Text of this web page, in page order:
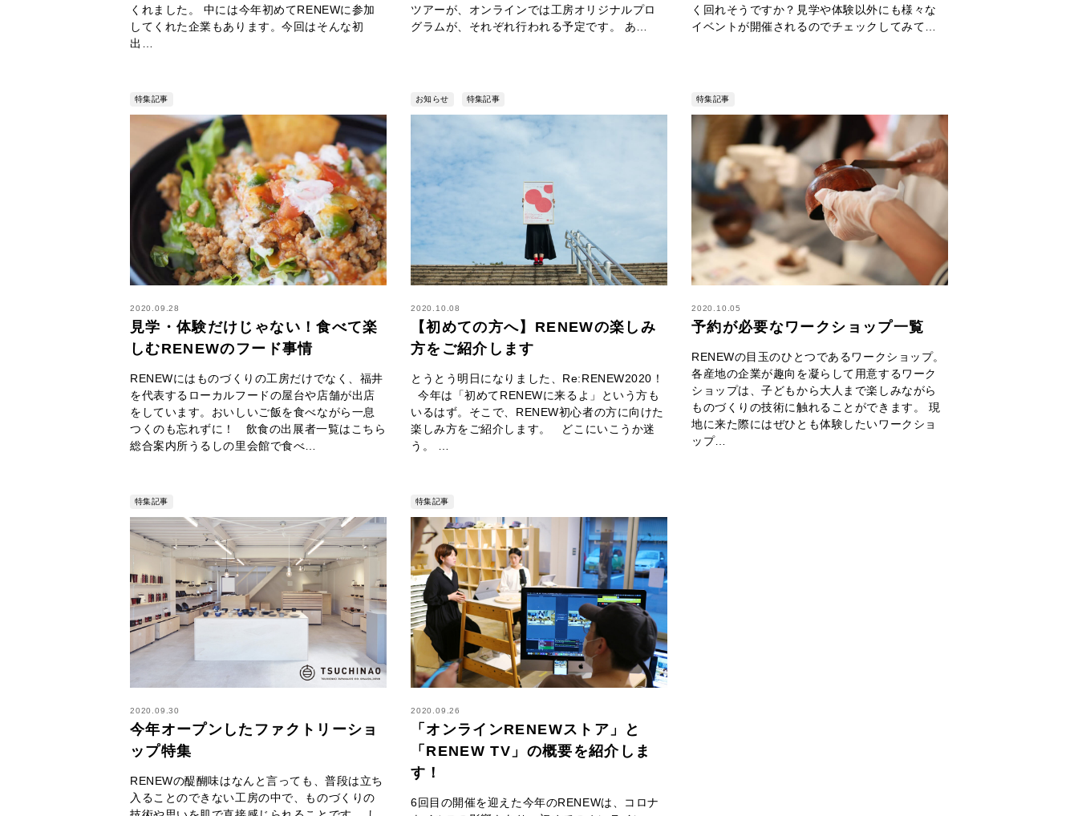
くれました。 中には今年初めてRENEWに参加
してくれた企業もあります。今回はそんな初
出…
ツアーが、オンラインでは工房オリジナルプロ
グラムが、それぞれ行われる予定です。 あ…
く回れそうですか？見学や体験以外にも様々な
イベントが開催されるのでチェックしてみて…
特集記事
2020.09.28
見学・体験だけじゃない！食べて楽
しむRENEWのフード事情
RENEWにはものづくりの工房だけでなく、福井
を代表するローカルフードの屋台や店舗が出店
をしています。おいしいご飯を食べながら一息
つくのも忘れずに！ 飲食の出展者一覧はこちら
総合案内所うるしの里会館で食べ…
お知らせ 特集記事
2020.10.08
【初めての方へ】RENEWの楽しみ
方をご紹介します
とうとう明日になりました、Re:RENEW2020！
今年は「初めてRENEWに来るよ」という方も
いるはず。そこで、RENEW初心者の方に向けた
楽しみ方をご紹介します。 どこにいこうか迷
う。 …
特集記事
2020.10.05
予約が必要なワークショップ一覧
RENEWの目玉のひとつであるワークショップ。
各産地の企業が趣向を凝らして用意するワーク
ショップは、子どもから大人まで楽しみながら
ものづくりの技術に触れることができます。 現
地に来た際にはぜひとも体験したいワークショ
ップ…
特集記事
2020.09.30
今年オープンしたファクトリーショ
ップ特集
RENEWの醍醐味はなんと言っても、普段は立ち
入ることのできない工房の中で、ものづくりの
特集記事
2020.09.26
「オンラインRENEWストア」と
「RENEW TV」の概要を紹介しま
す！
6回目の開催を迎えた今年のRENEWは、コロナ